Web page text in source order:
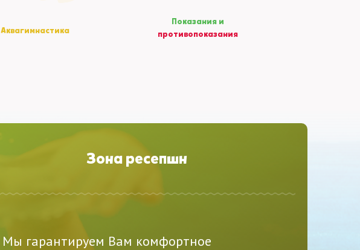
Аквагимнастика
Показания и
противопоказания
Зона ресепшн
Мы гарантируем Вам комфортное